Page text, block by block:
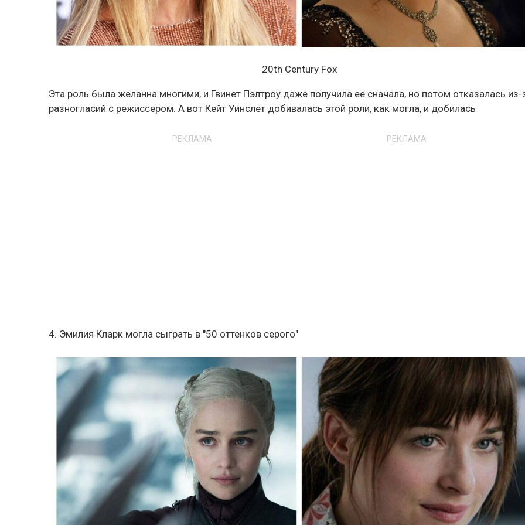
20th Century Fox
Эта роль была желанна многими, и Гвинет Пэлтроу даже получила ее сначала, но потом отказалась из-
разногласий с режиссером. А вот Кейт Уинслет добивалась этой роли, как могла, и добилась
РЕКЛАМА РЕКЛАМА
4. Эмилия Кларк могла сыграть в "50 оттенков серого"